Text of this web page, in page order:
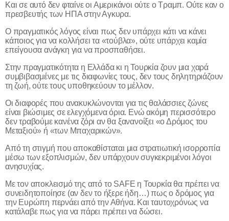
Και σε αυτό δεν φταίνε οι Αμερικάνοι ούτε ο Τραμπ. Ούτε καν ο
πρεσβευτής των ΗΠΑ στην Αγκυρα.
Ο πραγματικός λόγος είναι πως δεν υπάρχει κάτι να κάνει
κάποιος για να κολλήσει τα «τούβλα», ούτε υπάρχει καμία
επείγουσα ανάγκη για να προσπαθήσει.
Στην πραγματικότητα η Ελλάδα κι η Τουρκία ζουν μια χαρά
συμβιβασμένες με τις διαφωνίες τους, δεν τους δηλητηριάζουν
τη ζωή, ούτε τους υποθηκεύουν το μέλλον.
Οι διαφορές που ανακυκλώνονται για τις θαλάσσιες ζώνες
είναι βιώσιμες σε ελεγχόμενα όρια. Ενώ ακόμη περισσότερο
δεν τραβούμε κανένα ζόρι αν θα ξανανοίξει «ο Δρόμος του
Μεταξιού» ή «των Μπαχαρικών».
Από τη στιγμή που αποκαθίσταται μια στρατιωτική ισορροπία
μέσω των εξοπλισμών, δεν υπάρχουν συγκεκριμένοι λόγοι
ανησυχίας.
Με τον αποκλεισμό της από το SAFE η Τουρκία θα πρέπει να
συνειδητοποίησε (αν δεν το ήξερε ήδη…) πως ο δρόμος για
την Ευρώπη περνάει από την Αθήνα. Και ταυτοχρόνως να
κατάλαβε πως για να πάρει πρέπει να δώσει.